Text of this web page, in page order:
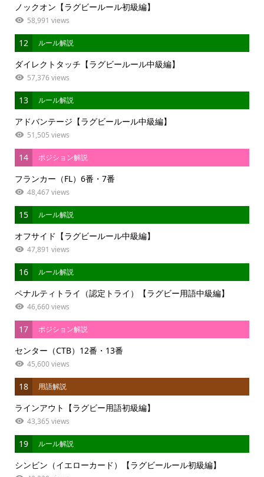
ノックオン【ラグビールール初級編】
58,991 views
12 ルール解説
ダイレクトタッチ【ラグビールール中級編】
57,376 views
13 ルール解説
アドバンテージ【ラグビールール中級編】
51,505 views
14 ポジション解説
フランカー（FL）6番・7番
48,467 views
15 ルール解説
オフサイド【ラグビールール中級編】
47,891 views
16 ルール解説
ペナルティトライ（認定トライ）【ラグビー用語中級編】
46,660 views
17 ポジション解説
センター（CTB）12番・13番
45,600 views
18 用語解説
ラインアウト【ラグビー用語初級編】
43,365 views
19 ルール解説
シンビン（イエローカード）【ラグビールール初級編】